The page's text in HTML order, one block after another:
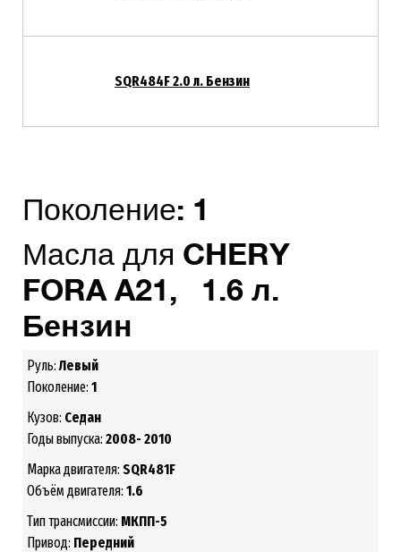
SQR484F 2.0 л. Бензин
Поколение: 1
Масла для CHERY
FORA A21, 1.6 л.
Бензин
Руль:Левый
Поколение: 1
Кузов: Седан
Годы выпуска: 2008- 2010
Марка двигателя: SQR481F
Объём двигателя: 1.6
Тип трансмиссии: МКПП-5
Привод: Передний